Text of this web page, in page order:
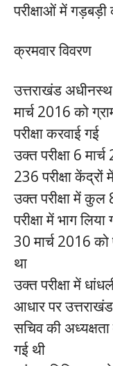
परीक्षाओं में
क्रमवार विवरण
उत्तराखंड अधीनस्थ
मार्च 2016 को
परीक्षा करवाई गई
उक्त परीक्षा 6
236 परीक्षा
उक्त परीक्षा में कुल
परीक्षा में भाग लिया
30 मार्च 2016 को
था
उक्त परीक्षा में
आधार पर
सचिव की
गई थी